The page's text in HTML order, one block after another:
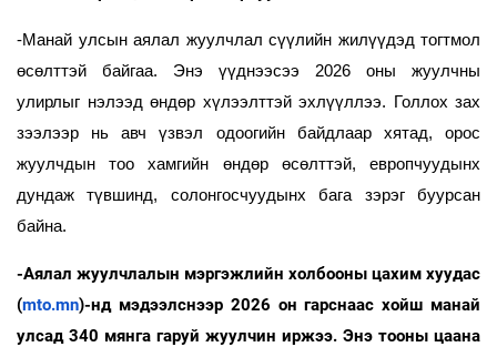
-Манай улсын аялал жуулчлал сүүлийн жилүүдэд тогтмол
өсөлттэй байгаа. Энэ үүднээсээ 2026 оны жуулчны
улирлыг нэлээд өндөр хүлээлттэй эхлүүллээ. Голлох зах
зээлээр нь авч үзвэл одоогийн байдлаар хятад, орос
жуулчдын тоо хамгийн өндөр өсөлттэй, европчуудынх
дундаж түвшинд, солонгосчуудынх бага зэрэг буурсан
байна.
-Аялал жуулчлалын мэргэжлийн холбооны цахим хуудас
(mto.mn)-нд мэдээлснээр 2026 он гарснаас хойш манай
улсад 340 мянга гаруй жуулчин иржээ. Энэ тооны цаана